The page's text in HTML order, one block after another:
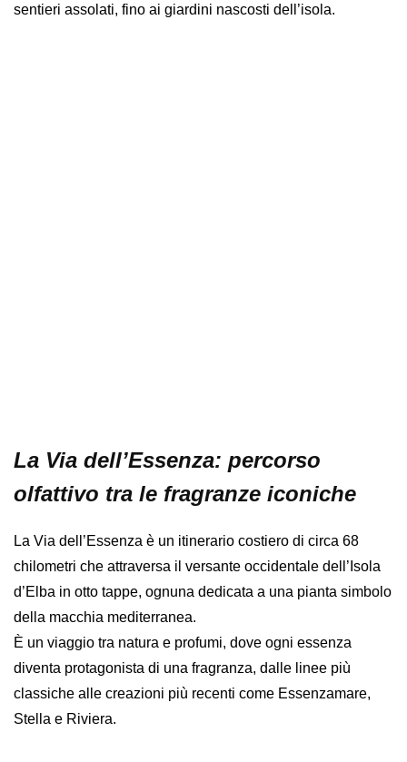
sentieri assolati, fino ai giardini nascosti dell’isola.
La Via dell’Essenza: percorso
olfattivo tra le fragranze iconiche
La Via dell’Essenza è un itinerario costiero di circa 68
chilometri che attraversa il versante occidentale dell’Isola
d’Elba in otto tappe, ognuna dedicata a una pianta simbolo
della macchia mediterranea.
È un viaggio tra natura e profumi, dove ogni essenza
diventa protagonista di una fragranza, dalle linee più
classiche alle creazioni più recenti come Essenzamare,
Stella e Riviera.